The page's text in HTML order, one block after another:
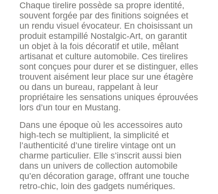
Chaque tirelire possède sa propre identité,
souvent forgée par des finitions soignées et
un rendu visuel évocateur. En choisissant un
produit estampillé Nostalgic-Art, on garantit
un objet à la fois décoratif et utile, mêlant
artisanat et culture automobile. Ces tirelires
sont conçues pour durer et se distinguer, elles
trouvent aisément leur place sur une étagère
ou dans un bureau, rappelant à leur
propriétaire les sensations uniques éprouvées
lors d’un tour en Mustang.
Dans une époque où les accessoires auto
high-tech se multiplient, la simplicité et
l’authenticité d’une tirelire vintage ont un
charme particulier. Elle s’inscrit aussi bien
dans un univers de collection automobile
qu’en décoration garage, offrant une touche
retro-chic, loin des gadgets numériques.